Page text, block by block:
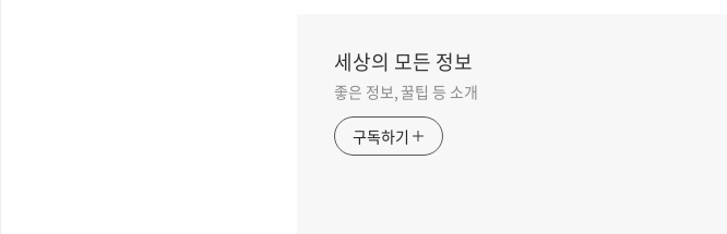
세상의 모든 정보
좋은 정보, 꿀팁 등 소개
구독하기